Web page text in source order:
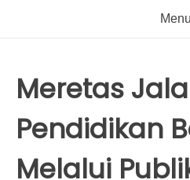
Menu
Meretas
Pendidikan
Melalui